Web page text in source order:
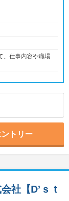
、仕事内容や職場
ントリー
社【D’ｓｔ